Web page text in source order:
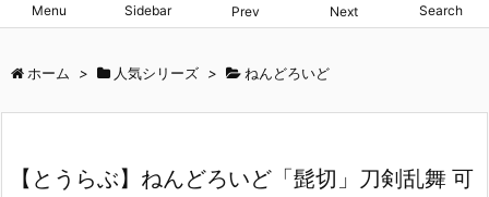
Menu Sidebar Prev Next Search
ホーム > 人気シリーズ > ねんどろいど
【とうらぶ】ねんどろいど「髭切」刀剣乱舞 可